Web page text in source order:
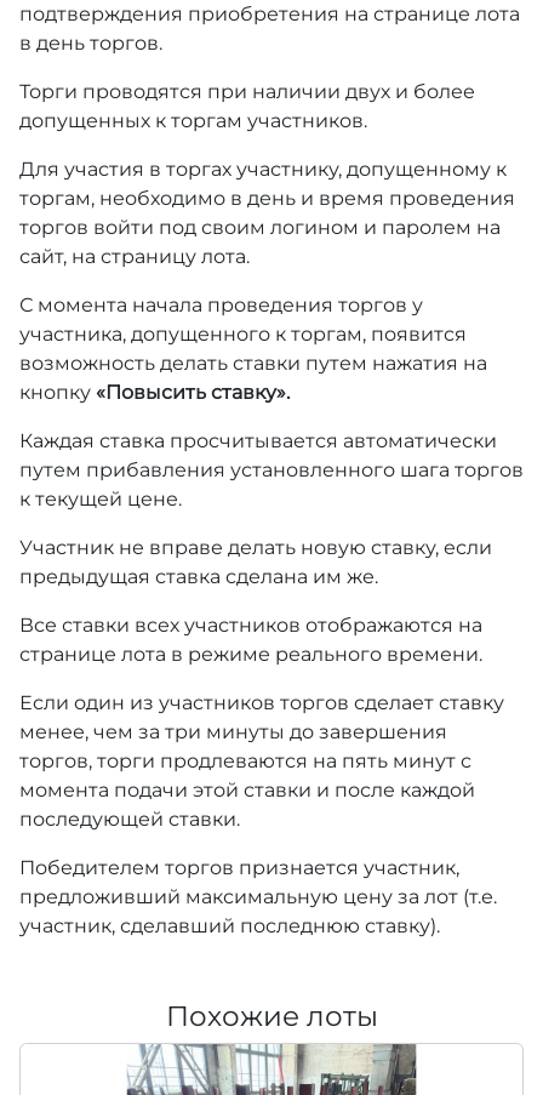
подтверждения приобретения на странице лота
в день торгов.
Торги проводятся при наличии двух и более
допущенных к торгам участников.
Для участия в торгах участнику, допущенному к
торгам, необходимо в день и время проведения
торгов войти под своим логином и паролем на
сайт, на страницу лота.
С момента начала проведения торгов у
участника, допущенного к торгам, появится
возможность делать ставки путем нажатия на
кнопку «Повысить ставку».
Каждая ставка просчитывается автоматически
путем прибавления установленного шага торгов
к текущей цене.
Участник не вправе делать новую ставку, если
предыдущая ставка сделана им же.
Все ставки всех участников отображаются на
странице лота в режиме реального времени.
Если один из участников торгов сделает ставку
менее, чем за три минуты до завершения
торгов, торги продлеваются на пять минут с
момента подачи этой ставки и после каждой
последующей ставки.
Победителем торгов признается участник,
предложивший максимальную цену за лот (т.е.
участник, сделавший последнюю ставку).
Похожие лоты